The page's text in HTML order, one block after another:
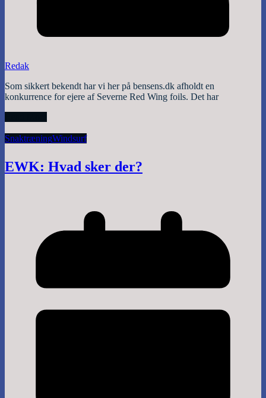
Redak
Som sikkert bekendt har vi her på bensens.dk afholdt en
konkurrence for ejere af Severne Red Wing foils. Det har
SnaktræningWindsurf
EWK: Hvad sker der?